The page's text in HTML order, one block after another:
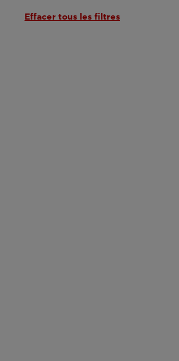
Tutoriels et manuels d’utilisation
Effacer tous les filtres